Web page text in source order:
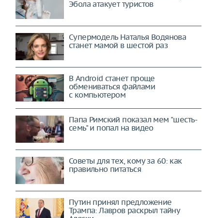
Эбола атакует туристов
Супермодель Наталья Водянова
станет мамой в шестой раз
В Android станет проще
обмениваться файлами
с компьютером
Папа Римский показал мем "шесть-
семь" и попал на видео
Советы для тех, кому за 60: как
правильно питаться
Путин принял предложение
Трампа: Лавров раскрыл тайну